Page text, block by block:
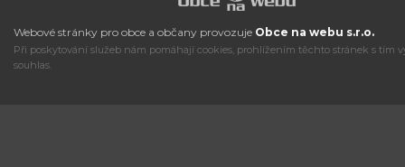
Webové stránky pro obce a občany provozuje Obce na webu s.r.o.
Při poskytování služeb nám pomáhají cookies, prohlížením těchto stránek s tím
souhlas.